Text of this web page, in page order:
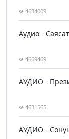
4634009
Аудио -
4669469
АУДИО -
4631565
АУДИО -